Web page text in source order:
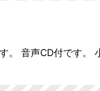
。 音声CD付です。